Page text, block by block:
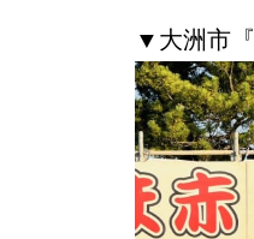
▼大洲市『